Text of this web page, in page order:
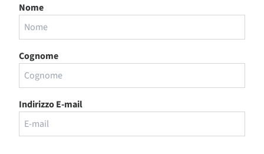
Nome
Cognome
Indirizzo E-mail